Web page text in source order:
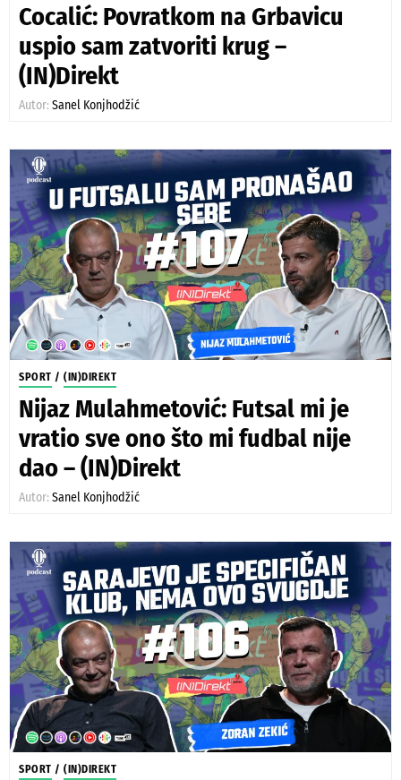
Cocalić: Povratkom na Grbavicu
uspio sam zatvoriti krug –
(IN)Direkt
Autor: Sanel Konjhodžić
SPORT / (IN)DIREKT
Nijaz Mulahmetović: Futsal mi je
vratio sve ono što mi fudbal nije
dao – (IN)Direkt
Autor: Sanel Konjhodžić
SPORT / (IN)DIREKT